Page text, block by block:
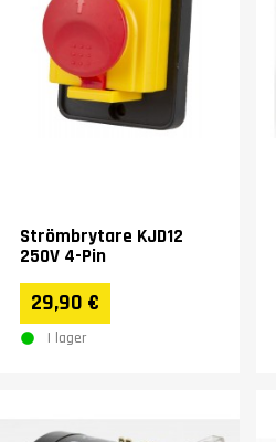
Strömbrytare KJD12
250V 4-Pin
29,90 €
I lager